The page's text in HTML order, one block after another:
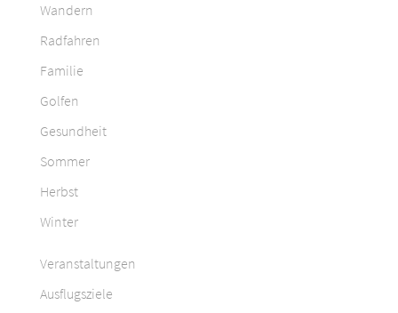
Wandern
Radfahren
Familie
Golfen
Gesundheit
Sommer
Herbst
Winter
Veranstaltungen
Ausflugsziele